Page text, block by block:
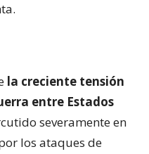
la creciente tensión
entre Estados
severamente en
los ataques de